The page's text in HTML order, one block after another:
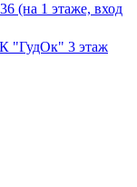
(на 1 этаже, вход
"ГудОк" 3 этаж